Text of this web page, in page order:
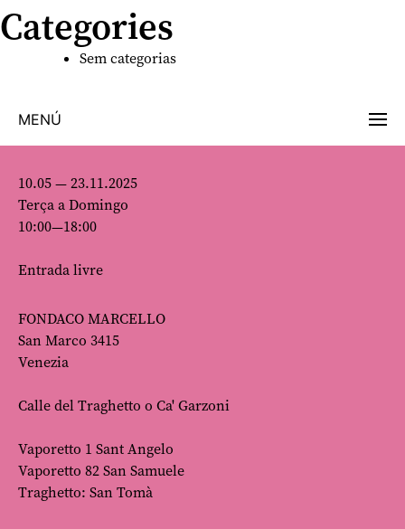
Categories
Sem categorias
MENÚ
10.05 — 23.11.2025
Terça a Domingo
10:00—18:00
Entrada livre
FONDACO MARCELLO
San Marco 3415
Venezia
Calle del Traghetto o Ca' Garzoni
Vaporetto 1 Sant Angelo
Vaporetto 82 San Samuele
Traghetto: San Tomà